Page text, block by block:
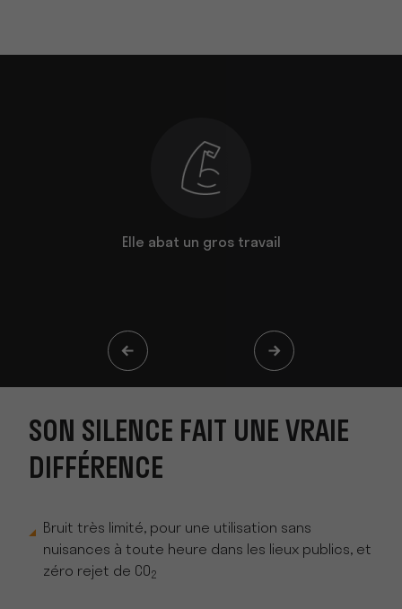
Elle abat un gros travail
SON SILENCE FAIT UNE VRAIE
DIFFÉRENCE
Bruit très limité, pour une utilisation sans
nuisances à toute heure dans les lieux publics, et
zéro rejet de CO2